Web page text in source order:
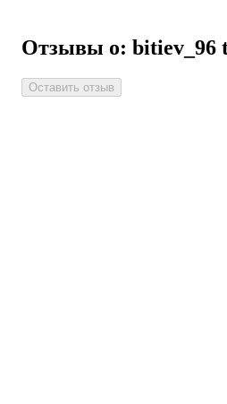
Отзывы о: bitiev_96
Оставить отзыв